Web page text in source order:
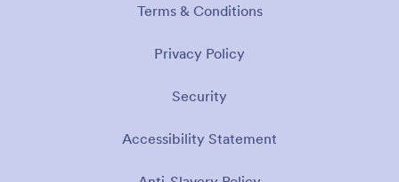
Terms & Conditions
Privacy Policy
Security
Accessibility Statement